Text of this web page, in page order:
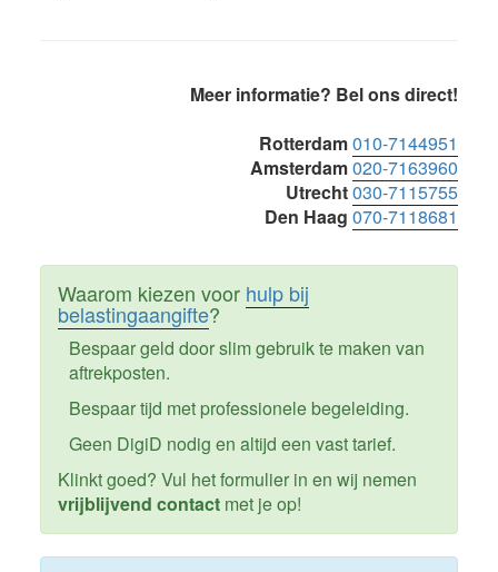
Meer informatie? Bel ons direct!
Rotterdam010-7144951
Amsterdam020-7163960
Utrecht030-7115755
Den Haag 070-7118681
Waarom kiezen voor hulp bij
belastingaangifte?
Bespaar geld door slim gebruik te maken van
aftrekposten.
Bespaar tijd met professionele begeleiding.
Geen DigiD nodig en altijd een vast tarief.
Klinkt goed? Vul het formulier in en wij nemen
vrijblijvend contactmet je op!